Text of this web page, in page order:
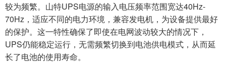
较为频繁。山特UPS电源的输入电压频率范围宽达40Hz-
70Hz，适应不同的电力环境，兼容发电机，为设备提供最好
的保护。这一特性确保了即使在电网波动较大的情况下，
UPS仍能稳定运行，无需频繁切换到电池供电模式，从而延
长了电池的使用寿命。